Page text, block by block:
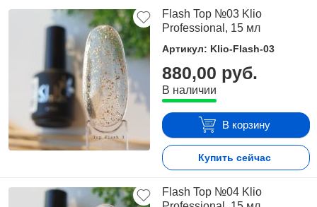
Flash Top №03 Klio
Professional, 15 мл
Артикул: Klio-Flash-03
880,00 руб.
В наличии
В корзину
Купить сейчас
Flash Top №04 Klio